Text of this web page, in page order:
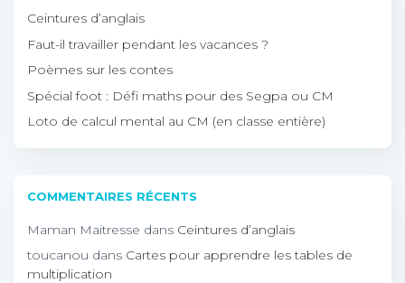
Ceintures d’anglais
Faut-il travailler pendant les vacances ?
Poèmes sur les contes
Spécial foot : Défi maths pour des Segpa ou CM
Loto de calcul mental au CM (en classe entière)
COMMENTAIRES RÉCENTS
Maman Maitresse dans Ceintures d’anglais
toucanou dans Cartes pour apprendre les tables de
multiplication